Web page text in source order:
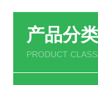
产品分类
PRODUCT